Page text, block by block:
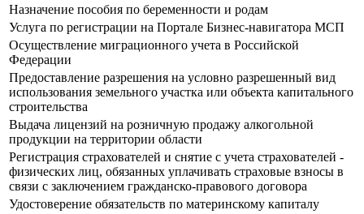
Назначение пособия по беременности и родам
Услуга по регистрации на Портале Бизнес-навигатора МСП
Осуществление миграционного учета в Российской
Федерации
Предоставление разрешения на условно разрешенный вид
использования земельного участка или объекта капитального
строительства
Выдача лицензий на розничную продажу алкогольной
продукции на территории области
Регистрация страхователей и снятие с учета страхователей -
физических лиц, обязанных уплачивать страховые взносы в
связи с заключением гражданско-правового договора
Удостоверение обязательств по материнскому капиталу